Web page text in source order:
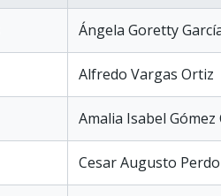
Ángela Goretty
Alfredo Vargas Ortiz
Amalia Isabel Gómez
Cesar Augusto